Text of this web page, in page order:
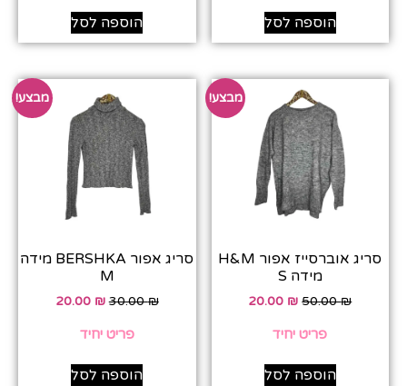
הוספה לסל הוספה לסל
מבצע!
סריג אוברסייז אפור H&M
מידה S
50.00₪
20.00 ₪
פריט יחיד
הוספה לסל
מבצע!
סריג אפור BERSHKA מידה
M
30.00₪
20.00 ₪
פריט יחיד
הוספה לסל